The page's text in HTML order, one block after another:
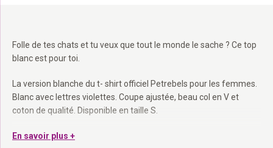
Folle de tes chats et tu veux que tout le monde le sache ? Ce top
blanc est pour toi.
La version blanche du t- shirt officiel Petrebels pour les femmes.
Blanc avec lettres violettes. Coupe ajustée, beau col en V et
coton de qualité. Disponible en taille S.
Blanc avec lettres violettes :
En savoir plus +